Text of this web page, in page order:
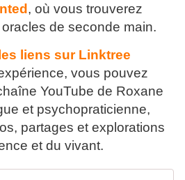
, où vous trouverez
oracles de seconde main.
liens sur Linktree
vous pouvez
YouTube de Roxane
et psychopraticienne,
partages et explorations
et du vivant.